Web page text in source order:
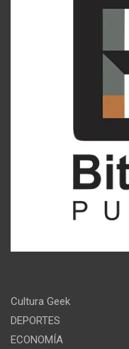
Cultura Geek
DEPORTES
ECONOMÍA